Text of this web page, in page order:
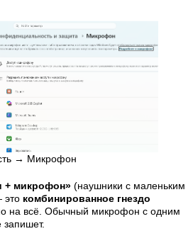
→ Микрофон
+ микрофон»(наушники с маленьким
это комбинированное гнездо
на всё. Обычный микрофон с одним
запишет.